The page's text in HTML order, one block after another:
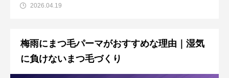
いませんか。ビューラーの使い方によってまつ毛が
ージを根本的に解決するまつ毛パーマまで詳しくご
紹介します。ビューラ
2026.04.19
梅雨にまつ毛パーマがおすすめな理由｜湿気
に負けないまつ毛づくり